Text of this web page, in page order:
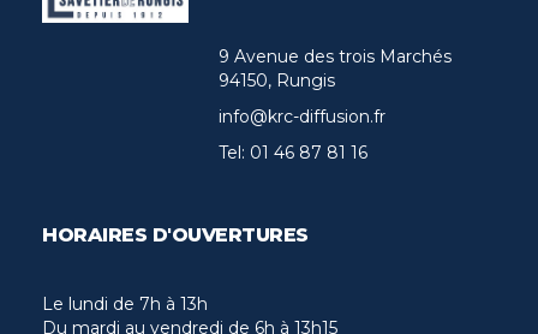
9 Avenue des trois Marchés
94150, Rungis
info@krc-diffusion.fr
Tel: 01 46 87 81 16
HORAIRES D'OUVERTURES
Le lundi de 7h à 13h
Du mardi au vendredi de 6h à 13h15